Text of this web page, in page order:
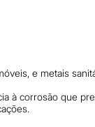
e metais
à corrosão que